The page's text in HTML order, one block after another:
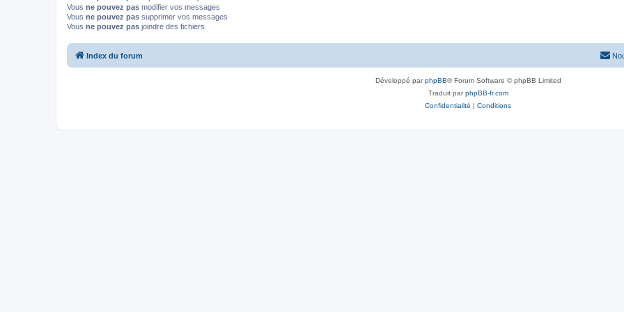
Vous ne pouvez pas modifier vos messages
Vous ne pouvez pas supprimer vos messages
Vous ne pouvez pas joindre des fichiers
Index du forum
Développé parphpBB® Forum Software © phpBB Limited
Traduit parphpBB-fr.com
Confidentialité | Conditions